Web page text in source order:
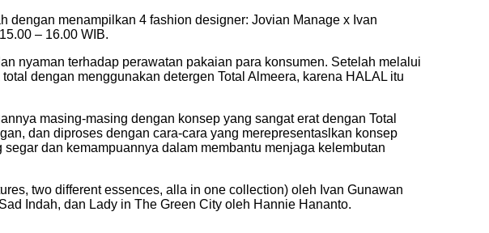
dengan menampilkan 4 fashion designer: Jovian Manage x Ivan
– 16.00 WIB.
nyaman terhadap perawatan pakaian para konsumen. Setelah melalui
dengan menggunakan detergen Total Almeera, karena HALAL itu
masing-masing dengan konsep yang sangat erat dengan Total
dan diproses dengan cara-cara yang merepresentaslkan konsep
dan kemampuannya dalam membantu menjaga kelembutan
two different essences, alla in one collection) oleh Ivan Gunawan
Indah, dan Lady in The Green City oleh Hannie Hananto.